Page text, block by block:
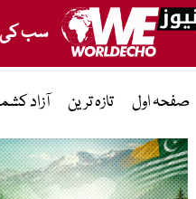
سب کی
صفحہ اول تازہ ترین آزاد